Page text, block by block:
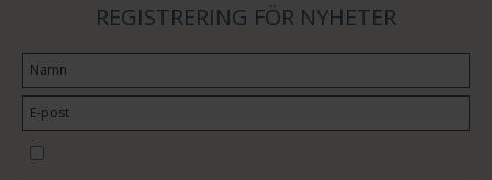
REGISTRERING FÖR NYHETER